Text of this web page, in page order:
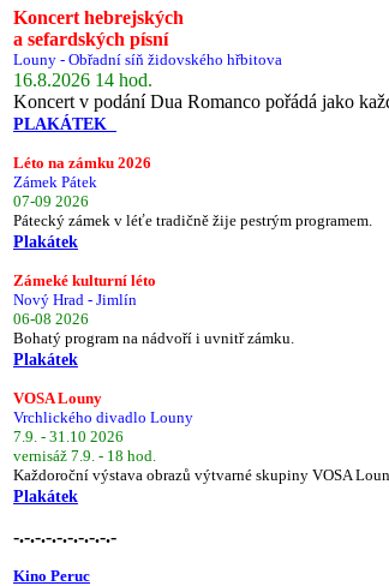
Koncert hebrejských
a sefardských písní
Louny - Obřadní síň židovského hřbitova
16.8.2026 14 hod.
Koncert v podání Dua Romanco pořádá jako
PLAKÁTEK
Léto na zámku 2026
Zámek Pátek
07-09 2026
Pátecký zámek v léťe tradičně žije pestrým programem.
Plakátek
Zámeké kulturní léto
Nový Hrad - Jimlín
06-08 2026
Bohatý program na nádvoří i uvnitř zámku.
Plakátek
VOSA Louny
Vrchlického divadlo Louny
7.9. - 31.10 2026
vernisáž 7.9. - 18 hod.
Každoroční výstava obrazů výtvarné skupiny VOSA
Plakátek
-.-.-.-.-.-.-.-.-.-
Kino Peruc